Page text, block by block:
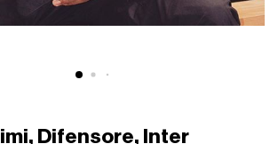
Difensore, Inter